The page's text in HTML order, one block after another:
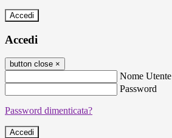
Accedi
Accedi
button close ×
Nome Utente
Password
Password dimenticata?